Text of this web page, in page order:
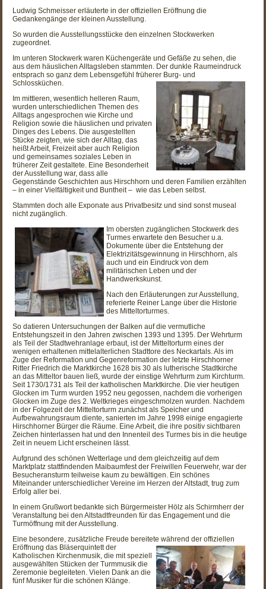
Ludwig Schmeisser erläuterte in der offiziellen Eröffnung die
Gedankengänge der kleinen Ausstellung.
So wurden die Ausstellungsstücke den einzelnen Stockwerken
zugeordnet.
Im unteren Stockwerk waren Küchengeräte und Gefäße zu sehen, die
aus dem häuslichen Alltagsleben stammten. Der dunkle Raumeindruck
entsprach so ganz dem Lebensgefühl früherer Burg- und
Schlossküchen.
Im mittleren, wesentlich helleren Raum,
wurden unterschiedlichen Themen des
Alltags angesprochen wie Kirche und
Religion sowie die häuslichen und privaten
Dinges des Lebens. Die ausgestellten
Stücke zeigten, wie sich der Alltag, das
heißt Arbeit, Freizeit aber auch Religion
und gemeinsames soziales Leben in
früherer Zeit gestaltete. Eine Besonderheit
der Ausstellung war, dass alle
Gegenstände Geschichten aus Hirschhorn und deren Familien erzählten
– in einer Vielfältigkeit und Buntheit – wie das Leben selbst.
Stammten doch alle Exponate aus Privatbesitz und sind sonst museal
nicht zugänglich.
Im obersten zugänglichen Stockwerk des
Turmes erwartete den Besucher u.a.
Dokumente über die Entstehung der
Elektrizitätsgewinnung in Hirschhorn, als
auch und ein Eindruck von dem
militärischen Leben und der
Handwerkskunst.
Nach den Erläuterungen zur Ausstellung,
referierte Reiner Lange über die Historie
des Mitteltorturmes.
So datieren Untersuchungen der Balken auf die vermutliche
Entstehungszeit in den Jahren zwischen 1393 und 1395. Der Wehrturm
als Teil der Stadtwehranlage erbaut, ist der Mitteltorturm eines der
wenigen erhaltenen mittelalterlichen Stadttore des Neckartals. Als im
Zuge der Reformation und Gegenreformation der letzte Hirschhorner
Ritter Friedrich die Marktkirche 1628 bis 30 als lutherische Stadtkirche
an das Mitteltor bauen ließ, wurde der einstige Wehrturm zum Kirchturm.
Seit 1730/1731 als Teil der katholischen Marktkirche. Die vier heutigen
Glocken im Turm wurden 1952 neu gegossen, nachdem die vorherigen
Glocken im Zuge des 2. Weltkrieges eingeschmolzen wurden. Nachdem
in der Folgezeit der Mitteltorturm zunächst als Speicher und
Aufbewahrungsraum diente, sanierten im Jahre 1998 einige engagierte
Hirschhorner Bürger die Räume. Eine Arbeit, die ihre positiv sichtbaren
Zeichen hinterlassen hat und den Innenteil des Turmes bis in die heutige
Zeit in neuem Licht erscheinen lässt.
Aufgrund des schönen Wetterlage und dem gleichzeitig auf dem
Marktplatz stattfindenden Maibaumfest der Freiwillen Feuerwehr, war der
Besucheransturm teilweise kaum zu bewältigen. Ein schönes
Miteinander unterschiedlicher Vereine im Herzen der Altstadt, trug zum
Erfolg aller bei.
In einem Grußwort bedankte sich Bürgermeister Hölz als Schirmherr der
Veranstaltung bei den Altstadtfreunden für das Engagement und die
Turmöffnung mit der Ausstellung.
Eine besondere, zusätzliche Freude bereitete während der offiziellen
Eröffnung das Bläserquintett der
Katholischen Kirchenmusik, die mit speziell
ausgewählten Stücken der Turmmusik die
Zeremonie begleiteten. Vielen Dank an die
fünf Musiker für die schönen Klänge.